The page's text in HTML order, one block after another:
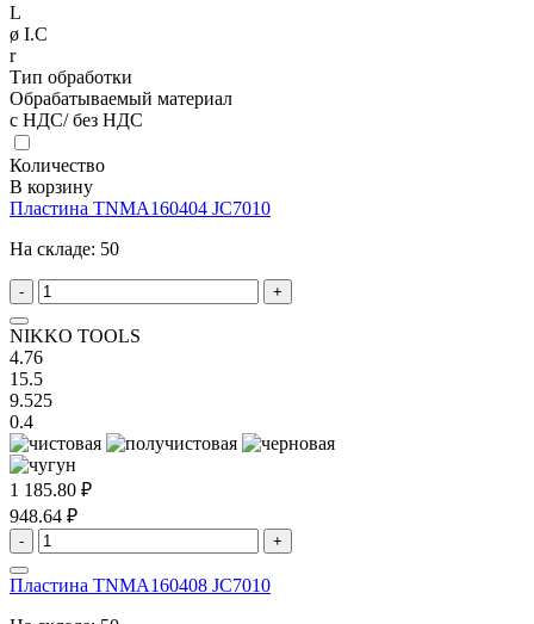
L
ø I.C
r
Тип обработки
Обрабатываемый материал
с НДС/ без НДС
Количество
В корзину
Пластина TNMA160404 JC7010
На складе: 50
- +
NIKKO TOOLS
4.76
15.5
9.525
0.4
1 185.80 ₽
948.64 ₽
- +
Пластина TNMA160408 JC7010